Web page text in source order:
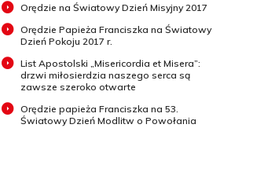
Orędzie na Światowy Dzień Misyjny 2017
Orędzie Papieża Franciszka na Światowy
Dzień Pokoju 2017 r.
List Apostolski „Misericordia et Misera”:
drzwi miłosierdzia naszego serca są
zawsze szeroko otwarte
Orędzie papieża Franciszka na 53.
Światowy Dzień Modlitw o Powołania